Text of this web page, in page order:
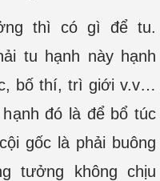
thì có gì để tu.
tu hạnh này hạnh
bố thí, trì giới v.v…
đó là để bổ túc
gốc là phải buông
tưởng không chịu